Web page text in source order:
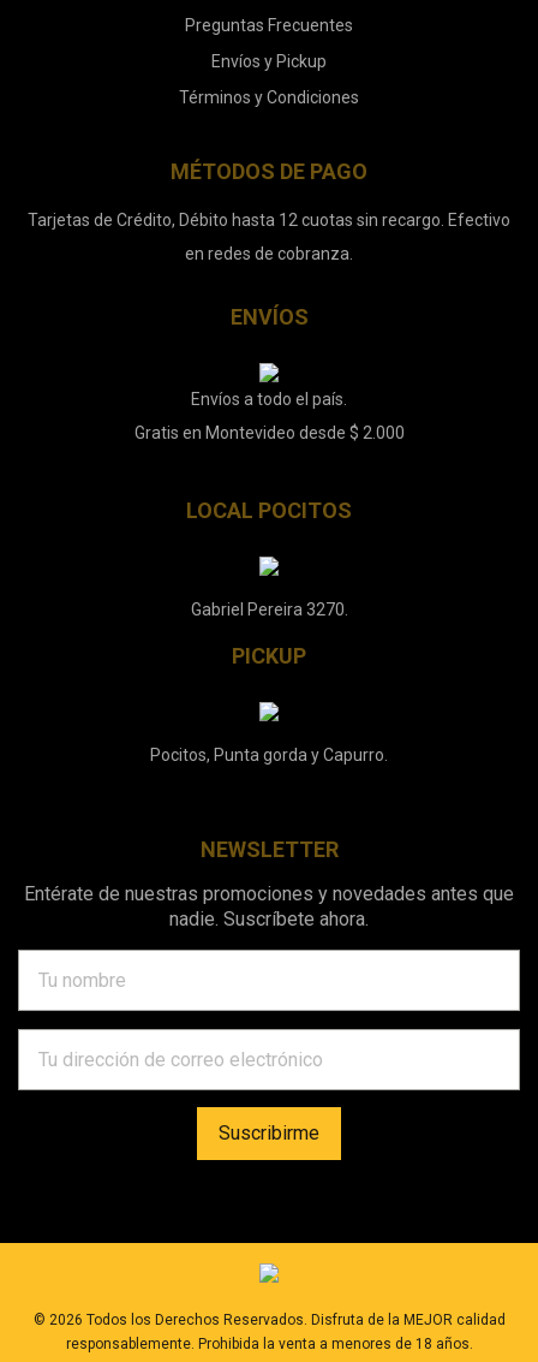
Preguntas Frecuentes
Envíos y Pickup
Términos y Condiciones
MÉTODOS DE PAGO
Tarjetas de Crédito, Débito hasta 12 cuotas sin recargo. Efectivo
en redes de cobranza.
ENVÍOS
Envíos a todo el país.
Gratis en Montevideo desde $ 2.000
LOCAL POCITOS
Gabriel Pereira 3270.
PICKUP
Pocitos, Punta gorda y Capurro.
NEWSLETTER
Entérate de nuestras promociones y novedades antes que
nadie. Suscríbete ahora.
© 2026 Todos los Derechos Reservados. Disfruta de la MEJOR calidad
responsablemente. Prohibida la venta a menores de 18 años.